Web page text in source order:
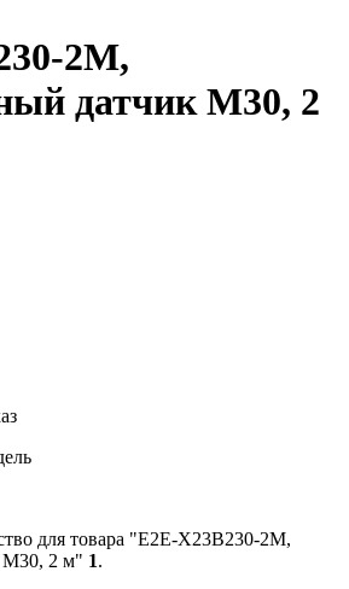
2M,
датчик M30, 2
для товара "E2E-X23B230-2M,
2 м" 1.